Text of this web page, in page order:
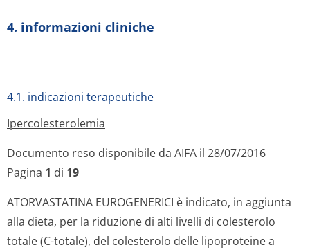
4. informazioni cliniche
4.1. indicazioni terapeutiche
Ipercolestero­lemia
Documento reso disponibile da AIFA il 28/07/2016
Pagina 1 di 19
ATORVASTATINA EUROGENERICI è indicato, in aggiunta
alla dieta, per la riduzione di alti livelli di colesterolo
totale (C-totale), del colesterolo delle lipoproteine a